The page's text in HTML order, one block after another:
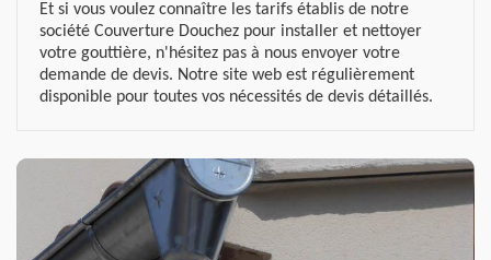
Et si vous voulez connaître les tarifs établis de notre
société Couverture Douchez pour installer et nettoyer
votre gouttière, n'hésitez pas à nous envoyer votre
demande de devis. Notre site web est régulièrement
disponible pour toutes vos nécessités de devis détaillés.